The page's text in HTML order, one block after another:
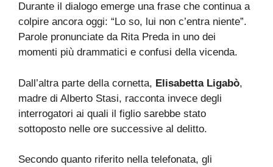
Durante il dialogo emerge una frase che continua a
colpire ancora oggi: “Lo so, lui non c’entra niente”.
Parole pronunciate da Rita Preda in uno dei
momenti più drammatici e confusi della vicenda.
Dall’altra parte della cornetta, Elisabetta Ligabò,
madre di Alberto Stasi, racconta invece degli
interrogatori ai quali il figlio sarebbe stato
sottoposto nelle ore successive al delitto.
Secondo quanto riferito nella telefonata, gli